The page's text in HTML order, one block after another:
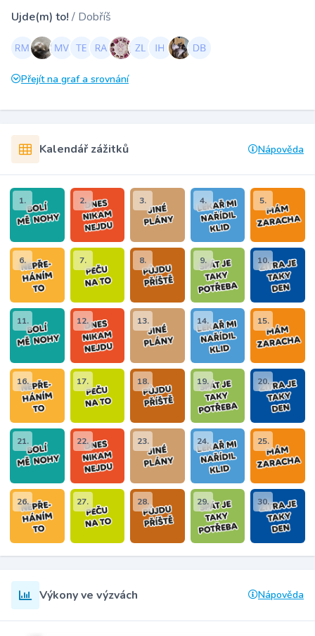
Ujde(m) to! / Dobříš
Přejít na graf a srovnání
Kalendář zážitků Nápověda
1. 2. 3. 4. 5.
6. 7. 8. 9. 10.
11. 12. 13. 14. 15.
16. 17. 18. 19. 20.
21. 22. 23. 24. 25.
26. 27. 28. 29. 30.
Výkony ve výzvách Nápověda